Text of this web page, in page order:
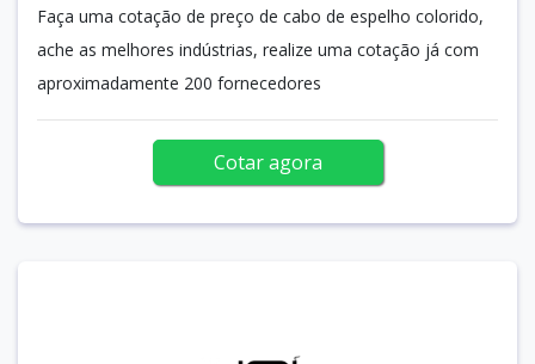
Faça uma cotação de preço de cabo de espelho colorido,
ache as melhores indústrias, realize uma cotação já com
aproximadamente 200 fornecedores
Cotar agora